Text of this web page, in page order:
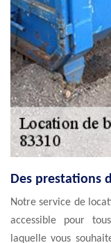
Des prestations
Notre service de
accessible pour
laquelle vous